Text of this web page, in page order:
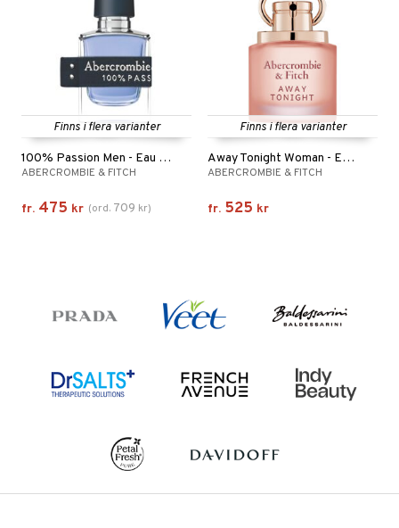
Finns i flera varianter
100% Passion Men - Eau de toilette
ABERCROMBIE & FITCH
fr. 475 kr (ord. 709 kr)
Finns i flera varianter
Away Tonight Woman - Eau de parfum
ABERCROMBIE & FITCH
fr. 525 kr